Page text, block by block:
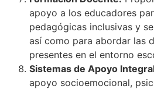
apoyo a los educadores
pedagógicas inclusivas y
así como para abordar las
presentes en el entorno
Sistemas de Apoyo
apoyo socioemocional,